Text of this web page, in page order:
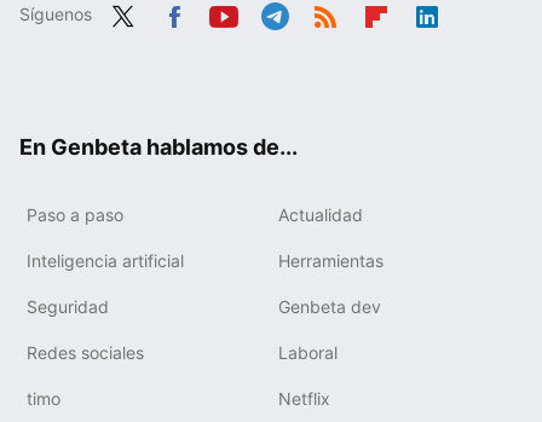
Síguenos
En Genbeta hablamos de...
Paso a paso Actualidad
Inteligencia artificial Herramientas
Seguridad Genbeta dev
Redes sociales Laboral
timo Netflix